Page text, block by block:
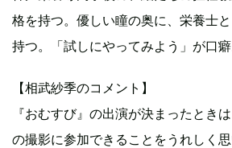
格を持つ。優しい瞳の奥に、栄養士
持つ。「試しにやってみよう」が口癖
【相武紗季のコメント】
『おむすび』の出演が決まったとき
の撮影に参加できることをうれしく